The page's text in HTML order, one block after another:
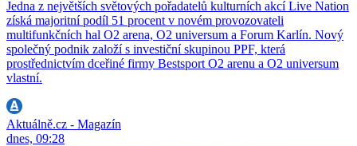
Jedna z největších světových pořadatelů kulturních akcí Live Nation
získá majoritní podíl 51 procent v novém provozovateli
multifunkčních hal O2 arena, O2 universum a Forum Karlín. Nový
společný podnik založí s investiční skupinou PPF, která
prostřednictvím dceřiné firmy Bestsport O2 arenu a O2 universum
vlastní.
Aktuálně.cz - Magazín
dnes, 09:28